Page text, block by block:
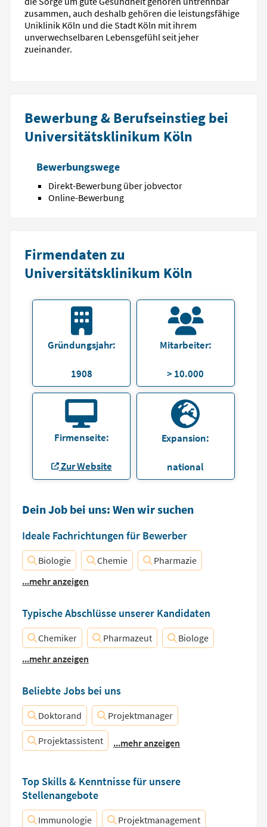
zusammen, auch deshalb gehören die leistungsfähige
Uniklinik Köln und die Stadt Köln mit ihrem
unverwechselbaren Lebensgefühl seit jeher
zueinander.
Bewerbung & Berufseinstieg bei
Universitätsklinikum Köln
Bewerbungswege
Direkt-Bewerbung über jobvector
Online-Bewerbung
Firmendaten zu
Universitätsklinikum Köln
Gründungsjahr:
1908
Mitarbeiter:
> 10.000
Firmenseite:
Zur Website
Expansion:
national
Dein Job bei uns: Wen wir suchen
Ideale Fachrichtungen für Bewerber
Biologie Chemie
Pharmazie
...mehr anzeigen
Typische Abschlüsse unserer Kandidaten
Chemiker Pharmazeut
Biologe
...mehr anzeigen
Beliebte Jobs bei uns
Doktorand Projektmanager
Projektassistent ...mehr anzeigen
Top Skills & Kenntnisse für unsere
Stellenangebote
Immunologie Projektmanagement